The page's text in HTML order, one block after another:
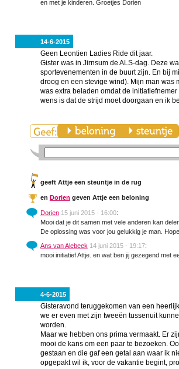
en met je kinderen. Groetjes Dorien
14-6-2015
Geen Leontien Ladies Ride dit jaar.
Gister was in Jirnsum de ALS-dag. Deze
sportevenementen in de buurt zijn. En bij
droog en een stevige wind). Mijn man was
was extra beladen omdat de
wens is dat de strijd moet doorgaan en ik
geeft Attje een steuntje in de rug
en Dorien geven Attje een beloning
Dorien 15 juni 2015 - 16:00:
Mooi dat je dit samen met vele anderen kan
De oplossing was voor jou gelukkig je man.
Ans van Alebeek 14 juni 2015 - 19:17:
mooi initiatief Attje. en wat ben jij gezegend met
4-6-2015
Gisteravond teruggekomen van een
we er even met zijn tweeën tussenuit
worden.
Maar we hebben ons prima vermaakt. Er
mooi de kans om een paar te bezoeken.
gestaan en die gaf een getal aan waar ik
opgepakt wil ik, voor de vakantie begint,